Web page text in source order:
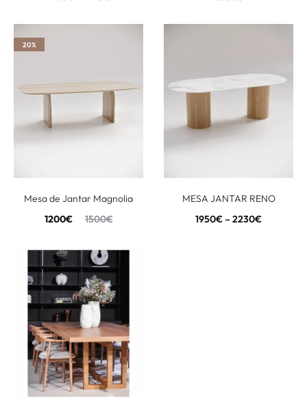
20%
Mesa de Jantar Magnolia
1500€
1200€
MESA JANTAR RENO
1950€– 2230€